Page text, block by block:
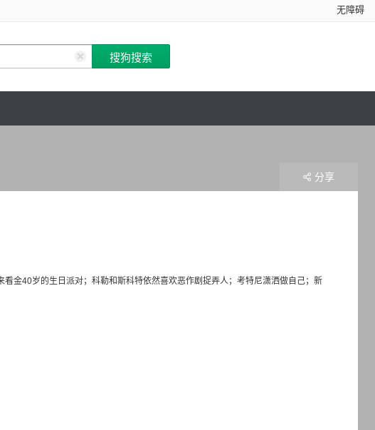
无障碍
金40岁的生日派对；科勒和斯科特依然喜欢恶作剧捉弄人；考特尼潇洒做自己；新
分享